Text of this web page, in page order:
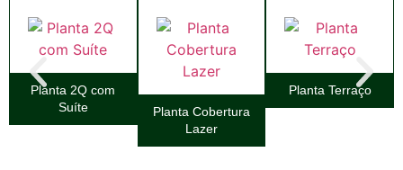
Planta 2Q com
Suíte
Planta Cobertura
Lazer
Planta Terraço